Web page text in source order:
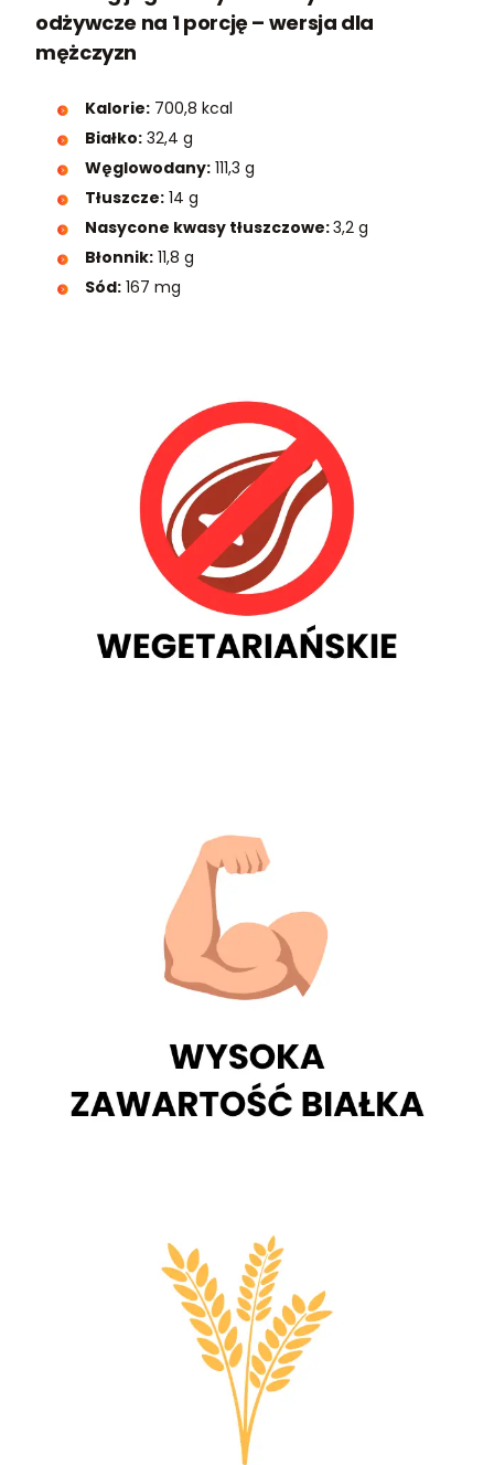
odżywcze na 1 porcję – wersja dla
mężczyzn
Kalorie: 700,8 kcal
Białko: 32,4 g
Węglowodany: 111,3 g
Tłuszcze: 14 g
Nasycone kwasy tłuszczowe:3,2 g
Błonnik: 11,8 g
Sód: 167 mg